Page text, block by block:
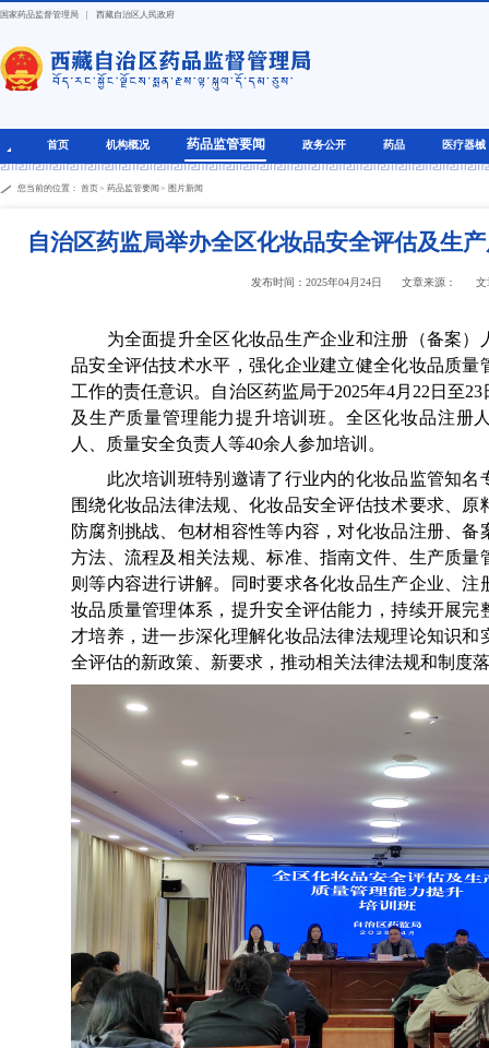
国家药品监督管理局 | 西藏自治区人民政府
首页 机构概况 药品监管要闻 政务公开 药品 医疗器械
您当前的位置： 首页> 药品监管要闻 > 图片新闻
自治区药监局举办全区化妆品安全评估及生
发布时间：2025年04月24日 文章来源： 文
为全面提升全区化妆品生产企业和注册（备案）
品安全评估技术水平，强化企业建立健全化妆品质量
工作的责任意识。自治区药监局于2025年4月22日至
及生产质量管理能力提升培训班。全区化妆品注册
人、质量安全负责人等40余人参加培训。
此次培训班特别邀请了行业内的化妆品监管知名
围绕化妆品法律法规、化妆品安全评估技术要求、原
防腐剂挑战、包材相容性等内容，对化妆品注册、备
方法、流程及相关法规、标准、指南文件、生产质量
则等内容进行讲解。同时要求各化妆品生产企业、注
妆品质量管理体系，提升安全评估能力，持续开展完
才培养，进一步深化理解化妆品法律法规理论知识和
全评估的新政策、新要求，推动相关法律法规和制度